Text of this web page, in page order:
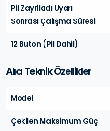
Pil Zayıfladı Uyarı
Sonrası Çalışma Süresi
12 Buton (Pil Dahil)
Alıcı Teknik Özellikler
Model
Çekilen Maksimum Güç